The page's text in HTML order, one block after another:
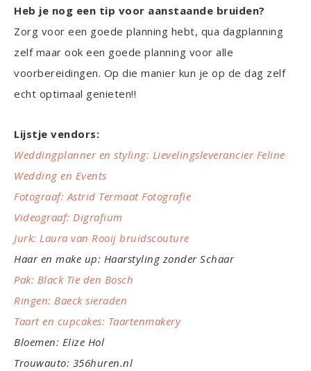
Heb je nog een tip voor aanstaande bruiden?
Zorg voor een goede planning hebt, qua dagplanning
zelf maar ook een goede planning voor alle
voorbereidingen. Op die manier kun je op de dag zelf
echt optimaal genieten!!
Lijstje vendors:
Weddingplanner en styling: Lievelingsleverancier Feline
Wedding en Events
Fotograaf: Astrid Termaat Fotografie
Videograaf: Digrafium
Jurk: Laura van Rooij bruidscouture
Haar en make up: Haarstyling zonder Schaar
Pak: Black Tie den Bosch
Ringen: Baeck sieraden
Taart en cupcakes: Taartenmakery
Bloemen: Elize Hol
Trouwauto: 356huren.nl